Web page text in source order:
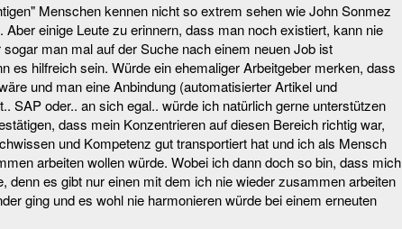
Menschen kennen nicht so extrem sehen wie John Sonmez
einige Leute zu erinnern, dass man noch existiert, kann nie
man mal auf der Suche nach einem neuen Job ist
es hilfreich sein. Würde ein ehemaliger Arbeitgeber merken, dass
und man eine Anbindung (automatisierter Artikel und
SAP oder.. an sich egal.. würde ich natürlich gerne unterstützen
dass mein Konzentrieren auf diesen Bereich richtig war,
und Kompetenz gut transportiert hat und ich als Mensch
arbeiten wollen würde. Wobei ich dann doch so bin, dass mich
denn es gibt nur einen mit dem ich nie wieder zusammen arbeiten
ging und es wohl nie harmonieren würde bei einem erneuten